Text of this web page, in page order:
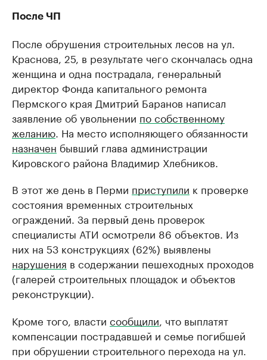
После ЧП
После обрушения строительных лесов на ул.
Краснова, 25, в результате чего скончалась одна
женщина и одна пострадала, генеральный
директор Фонда капитального ремонта
Пермского края Дмитрий Баранов написал
заявление об увольнении по собственному
желанию . На место исполняющего обязанности
назначен бывший глава администрации
Кировского района Владимир Хлебников.
В этот же день в Перми приступили к проверке
состояния временных строительных
ограждений. За первый день проверок
специалисты АТИ осмотрели 86 объектов. Из
них на 53 конструкциях (62%) выявлены
нарушения в содержании пешеходных проходов
(галерей строительных площадок и объектов
реконструкции).
Кроме того, власти сообщили , что выплатят
компенсации пострадавшей и семье погибшей
при обрушении строительного перехода на ул.